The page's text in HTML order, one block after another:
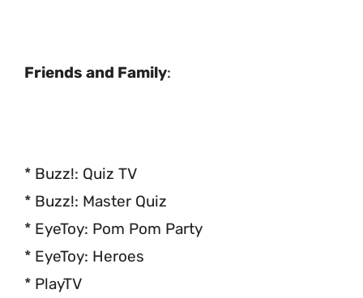
Friends and Family:
* Buzz!: Quiz TV
* Buzz!: Master Quiz
* EyeToy: Pom Pom Party
* EyeToy: Heroes
* PlayTV